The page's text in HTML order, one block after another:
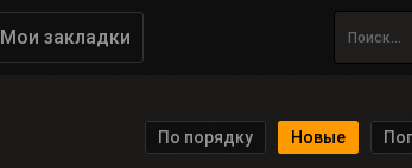
Мои закладки
По порядку Новые